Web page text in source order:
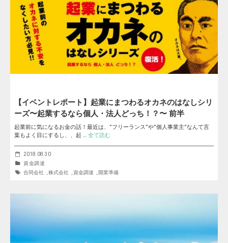
【イベントレポート】起業にまつわるオカネのはなしシリ
ーズ〜起業するなら個人・法人どっち！？〜 前半
起業前に気になるお金の話！最近は、”フリーランス”や”個人事業主”なんて言
葉もよく目にするし、、起 … 全て読む
2018.08.30
資金調達
合同会社
株式会社 資金調達 開業準備